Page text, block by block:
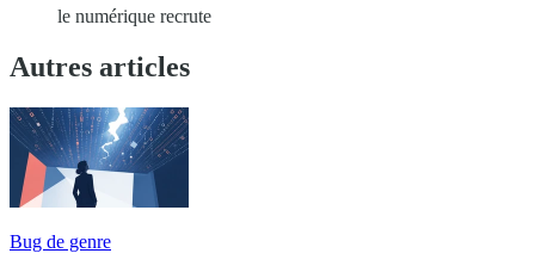
le numérique recrute
Autres articles
Bug de genre